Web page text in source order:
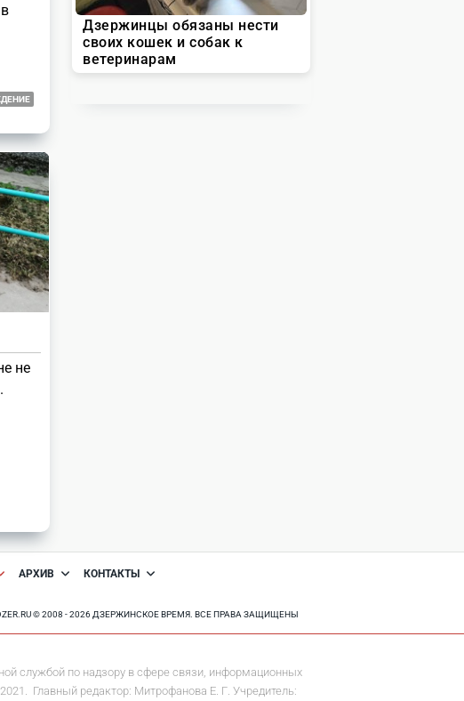
не
АРХИВ КОНТАКТЫ
© 2008 - 2026 ДЗЕРЖИНСКОЕ ВРЕМЯ. ВСЕ ПРАВА ЗАЩИЩЕНЫ
службой по надзору в сфере связи, информационных
Главный редактор: Митрофанова Е. Г. Учредитель: